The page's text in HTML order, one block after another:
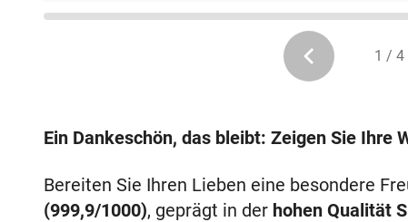
1 / 4
Ein Dankeschön, das bleibt: Zeigen Sie Ihre
Bereiten Sie Ihren Lieben eine besondere
(999,9/1000), geprägt in der hohen Qualität